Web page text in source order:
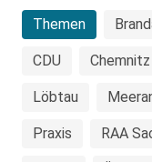
Themen
CDU Chemnitz
Löbtau
Praxis RAA